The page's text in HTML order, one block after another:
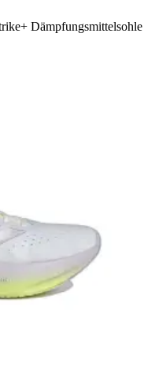
Dämpfungsmittelsohle